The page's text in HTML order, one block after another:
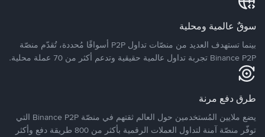
سوقٌ عالمية ومحلية
بينما تستهدف العديد من منصّات تداول P2P أسواقًا مُحددة، تُقدّم منصّة
Binance P2P تجربة تداول عالمية حقيقية وتدعم أكثر من 70 عملة محلية.
طرق دفع مرنة
يضع ملايين المُستخدمين حول العالم ثقتهم في منصّة Binance P2P التي
توفّر منصّة آمنة لتداول العملات الرقمية بأكثر من 800 طريقة دفع وأكثر